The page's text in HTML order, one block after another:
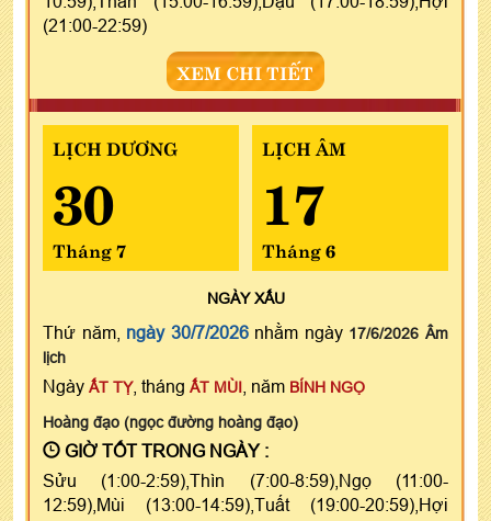
(21:00-22:59)
XEM CHI TIẾT
LỊCH DƯƠNG
30
Tháng 7
LỊCH ÂM
17
Tháng 6
NGÀYXẤU
Thứ năm, ngày 30/7/2026nhằm ngày 17/6/2026 Âm
lịch
Ngày ẤT TỴ, tháng ẤT MÙI , năm BÍNH NGỌ
Hoàng đạo (ngọc đường hoàng đạo)
GIỜ TỐT TRONG NGÀY :
Sửu (1:00-2:59),Thìn (7:00-8:59),Ngọ (11:00-
12:59),Mùi (13:00-14:59),Tuất (19:00-20:59),Hợi